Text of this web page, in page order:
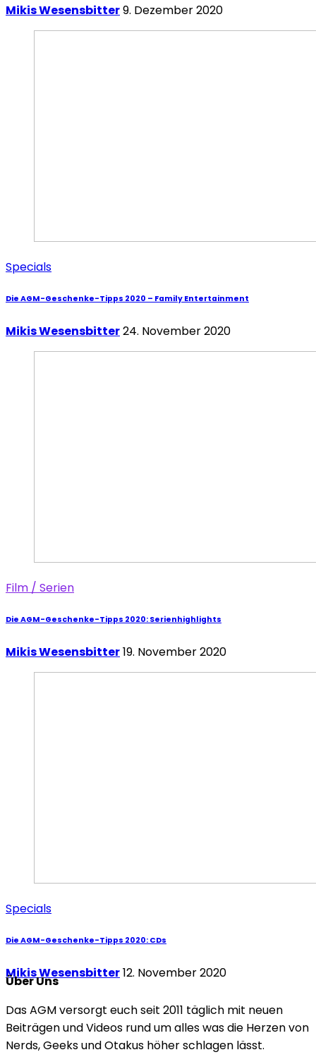
Mikis Wesensbitter9. Dezember 2020
Specials
Die AGM-Geschenke-Tipps 2020 – Family Entertainment
Mikis Wesensbitter24. November 2020
Film / Serien
Die AGM-Geschenke-Tipps 2020: Serienhighlights
Mikis Wesensbitter19. November 2020
Specials
Die AGM-Geschenke-Tipps 2020: CDs
Mikis Wesensbitter12. November 2020
Über Uns
Das AGM versorgt euch seit 2011 täglich mit neuen
Beiträgen und Videos rund um alles was die Herzen von
Nerds, Geeks und Otakus höher schlagen lässt.